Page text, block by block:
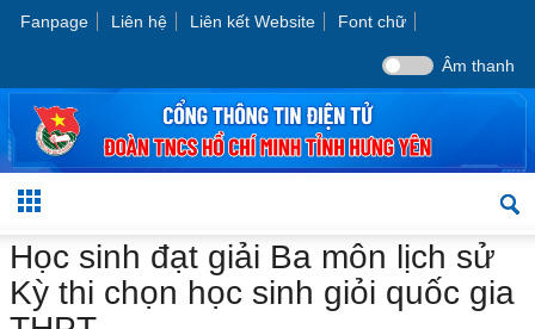
Fanpage Liên hệ Liên kết Website Font chữ
Âm thanh
Học sinh đạt giải Ba môn lịch sử
Kỳ thi chọn học sinh giỏi quốc gia